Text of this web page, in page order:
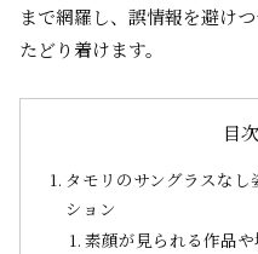
まで網羅し、誤情報を避け
たどり着けます。
目次
タモリのサングラスな
ション
素顔が見られる作品